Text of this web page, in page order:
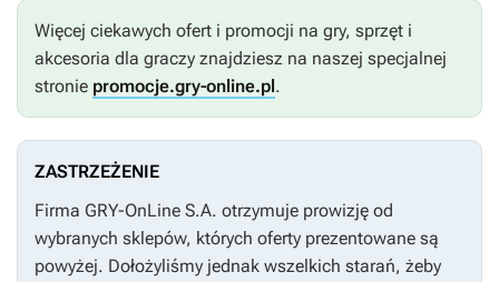
Więcej ciekawych ofert i promocji na gry, sprzęt i
akcesoria dla graczy znajdziesz na naszej specjalnej
stronie promocje.gry-online.pl.
ZASTRZEŻENIE
Firma GRY-OnLine S.A. otrzymuje prowizję od
wybranych sklepów, których oferty prezentowane są
powyżej. Dołożyliśmy jednak wszelkich starań, żeby